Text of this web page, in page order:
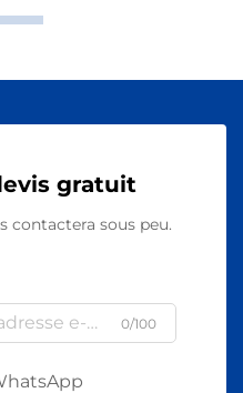
gratuit
contactera sous peu.
0/100